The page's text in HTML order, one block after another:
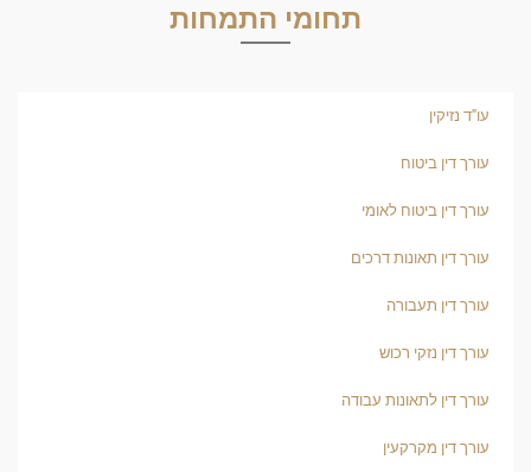
תחומי התמחות
עו"ד נזיקין
עורך דין ביטוח
עורך דין ביטוח לאומי
עורך דין תאונות דרכים
עורך דין תעבורה
עורך דין נזקי רכוש
עורך דין לתאונות עבודה
עורך דין מקרקעין